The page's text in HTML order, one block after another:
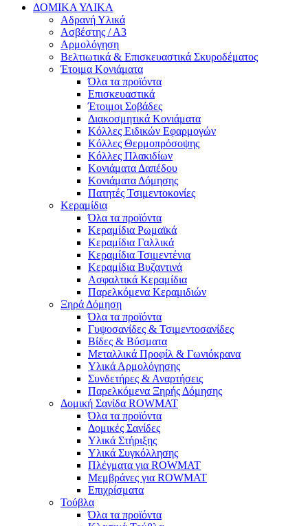
ΔΟΜΙΚΑ ΥΛΙΚΑ
Αδρανή Υλικά
Ασβέστης / Α3
Αρμολόγηση
Βελτιωτικά & Επισκευαστικά Σκυροδέματος
Έτοιμα Κονιάματα
Όλα τα προϊόντα
Επισκευαστικά
Έτοιμοι Σοβάδες
Διακοσμητικά Κονιάματα
Κόλλες Ειδικών Εφαρμογών
Κόλλες Θερμοπρόσοψης
Κόλλες Πλακιδίων
Κονιάματα Δαπέδου
Κονιάματα Δόμησης
Πατητές Τσιμεντοκονίες
Κεραμίδια
Όλα τα προϊόντα
Κεραμίδια Ρωμαϊκά
Κεραμίδια Γαλλικά
Κεραμίδια Τσιμεντένια
Κεραμίδια Βυζαντινά
Ασφαλτικά Κεραμίδια
Παρελκόμενα Κεραμιδιών
Ξηρά Δόμηση
Όλα τα προϊόντα
Γυψοσανίδες & Τσιμεντοσανίδες
Βίδες & Βύσματα
Μεταλλικά Προφίλ & Γωνιόκρανα
Υλικά Αρμολόγησης
Συνδετήρες & Αναρτήσεις
Παρελκόμενα Ξηρής Δόμησης
Δομική Σανίδα ROWMAT
Όλα τα προϊόντα
Δομικές Σανίδες
Υλικά Στήριξης
Υλικά Συγκόλλησης
Πλέγματα για ROWMAT
Μεμβράνες για ROWMAT
Επιχρίσματα
Τούβλα
Όλα τα προϊόντα